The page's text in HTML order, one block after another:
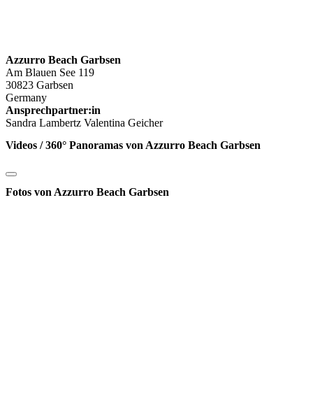
Azzurro Beach Garbsen
Am Blauen See 119
30823 Garbsen
Germany
Ansprechpartner:in
Sandra Lambertz Valentina Geicher
Videos / 360° Panoramas von Azzurro Beach Garbsen
Fotos von Azzurro Beach Garbsen